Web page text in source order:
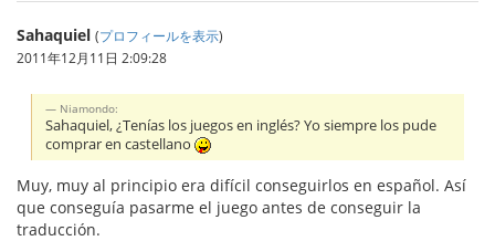
Sahaquiel (プロフィールを表示)
2011年12月11日 2:09:28
Niamondo:
Sahaquiel, ¿Tenías los juegos en inglés? Yo siempre los pude
comprar en castellano
Muy, muy al principio era difícil conseguirlos en español. Así
que conseguía pasarme el juego antes de conseguir la
traducción.